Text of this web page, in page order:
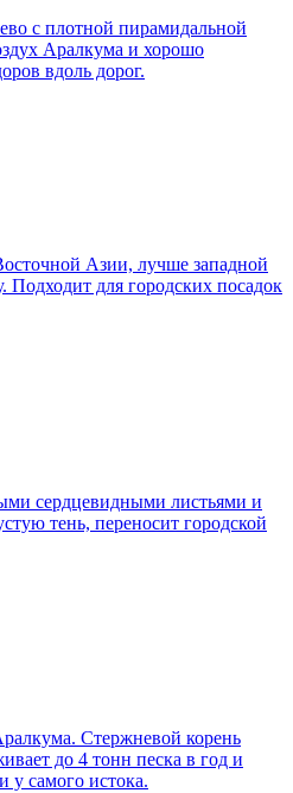
с плотной пирамидальной
Аралкума и хорошо
вдоль дорог.
Азии, лучше западной
Подходит для городских посадок
сердцевидными листьями и
тень, переносит городской
Стержневой корень
до 4 тонн песка в год и
у самого истока.